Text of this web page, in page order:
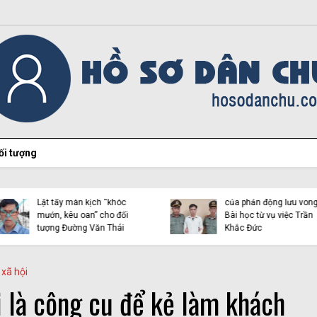
tượng
Lật tẩy màn kịch “khóc
mướn, kêu oan” cho đối
tượng Đường Văn Thái
của phản động lưu
Bài học từ vụ việc Trần
Khắc Đức
hội
công cụ để kẻ làm khách